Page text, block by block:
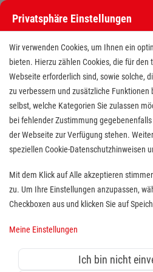
Stellenangebote bei
Stellenangebote
Finde deutschlandweit offene
Arbeitgeber im Gesundheits-
Teilzeit, als Minijob,
Suche
Jobs suchen
Privatsphäre Einstellungen
Wir verwenden Cookies, um Ihnen ein
bieten. Hierzu zählen Cookies, die für
Webseite erforderlich sind, sowie solche,
zu verbessern und zusätzliche
selbst, welche Kategorien Sie zulassen
bei fehlender Zustimmung
der Webseite zur Verfügung stehen.
speziellen Cookie-Datenschutzhinweisen
Mit dem Klick auf Alle akzeptieren
zu. Um Ihre Einstellungen anzupassen,
Checkboxen aus und klicken Sie auf
Meine Einstellungen
Ich bin nicht